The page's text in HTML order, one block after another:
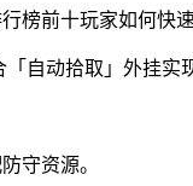
自动拾取」外挂实
守资源。